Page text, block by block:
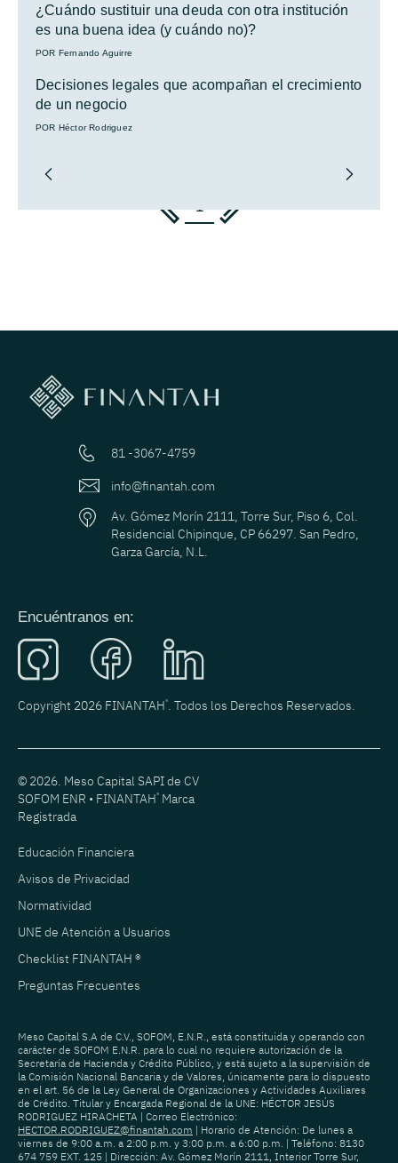
¿Cuándo sustituir una deuda con otra institución
es una buena idea (y cuándo no)?
POR Fernando Aguirre
Decisiones legales que acompañan el crecimiento
de un negocio
POR Héctor Rodriguez
1
81 -3067-4759
info@finantah.com
Av. Gómez Morín 2111, Torre Sur, Piso 6, Col.
Residencial Chipinque, CP 66297. San Pedro,
Garza García, N.L.
Encuéntranos en:
Copyright 2026 FINANTAH®. Todos los Derechos Reservados.
© 2026. Meso Capital SAPI de CV
SOFOM ENR • FINANTAH® Marca
Registrada
Educación Financiera
Avisos de Privacidad
Normatividad
UNE de Atención a Usuarios
Checklist FINANTAH ®
Preguntas Frecuentes
Meso Capital S.A de C.V., SOFOM, E.N.R., está constituida y operando con
carácter de SOFOM E.N.R. para lo cual no requiere autorización de la
Secretaría de Hacienda y Crédito Público, y está sujeto a la supervisión de
la Comisión Nacional Bancaria y de Valores, únicamente para lo dispuesto
en el art. 56 de la Ley General de Organizaciones y Actividades Auxiliares
de Crédito. Titular y Encargada Regional de la UNE: HÉCTOR JESÚS
RODRIGUEZ HIRACHETA | Correo Electrónico:
HECTOR.RODRIGUEZ@finantah.com | Horario de Atención: De lunes a
viernes de 9:00 a.m. a 2:00 p.m. y 3:00 p.m. a 6:00 p.m. | Teléfono: 8130
674 759 EXT. 125 | Dirección: Av. Gómez Morín 2111, Interior Torre Sur,